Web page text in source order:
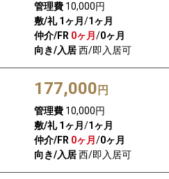
管理費10,000円
敷/礼 1ヶ月 /1ヶ月
仲介/FR 0ヶ月 /0ヶ月
向き/入居西/即入居可
177,000 円
管理費10,000円
敷/礼 1ヶ月 /1ヶ月
仲介/FR 0ヶ月 /0ヶ月
向き/入居西/即入居可